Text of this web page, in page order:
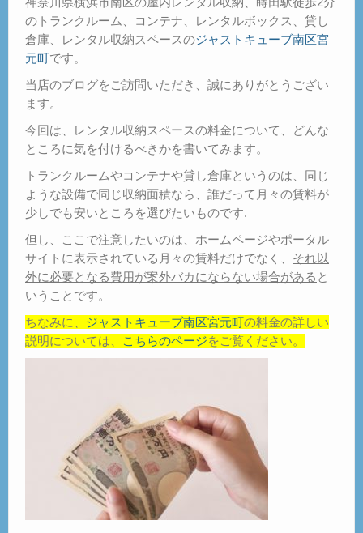
のトランクルーム、コンテナ、レンタルボックス、貸し
倉庫、レンタル収納スペースのジャストキューブ南区宮
元町です。
当店のブログをご訪問いただき、誠にありがとうござい
ます。
今回は、レンタル収納スペースの料金について、どんな
ところに気を付けるべきかを書いてみます。
トランクルームやコンテナや貸し倉庫というのは、同じ
ような設備で同じ収納面積なら、誰だって月々の賃料が
少しでも安いところを選びたいものです.
但し、ここで注意したいのは、ホームページやポータル
サイトに表示されている月々の賃料だけでなく、 それ以
外に必要となる費用が案外バカにならない場合がある と
いうことです。
ちなみに、 ジャストキューブ南区宮元町の料金の詳しい
説明については、
こちらのページをご覧ください。